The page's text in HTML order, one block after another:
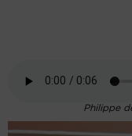
Philippe